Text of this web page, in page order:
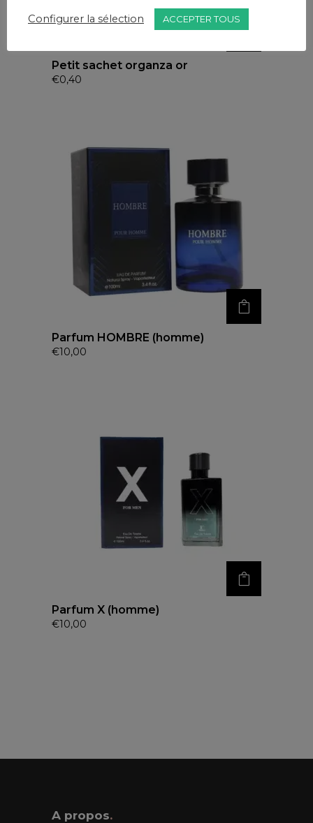
Petit sachet organza or
€0,40
Parfum HOMBRE (homme)
€10,00
Parfum X (homme)
€10,00
A propos.
Configurer la sélection ACCEPTER TOUS